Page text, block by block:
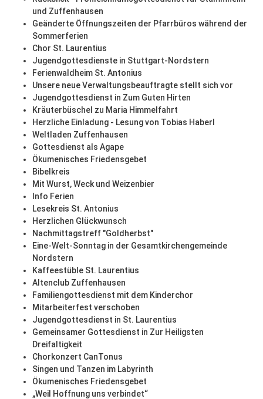
und Zuffenhausen
Geänderte Öffnungszeiten der Pfarrbüros während der
Sommerferien
Chor St. Laurentius
Jugendgottesdienste in Stuttgart-Nordstern
Ferienwaldheim St. Antonius
Unsere neue Verwaltungsbeauftragte stellt sich vor
Jugendgottesdienst in Zum Guten Hirten
Kräuterbüschel zu Maria Himmelfahrt
Herzliche Einladung - Lesung von Tobias Haberl
Weltladen Zuffenhausen
Gottesdienst als Agape
Ökumenisches Friedensgebet
Bibelkreis
Mit Wurst, Weck und Weizenbier
Info Ferien
Lesekreis St. Antonius
Herzlichen Glückwunsch
Nachmittagstreff "Goldherbst"
Eine-Welt-Sonntag in der Gesamtkirchengemeinde
Nordstern
Kaffeestüble St. Laurentius
Altenclub Zuffenhausen
Familiengottesdienst mit dem Kinderchor
Mitarbeiterfest verschoben
Jugendgottesdienst in St. Laurentius
Gemeinsamer Gottesdienst in Zur Heiligsten
Dreifaltigkeit
Chorkonzert CanTonus
Singen und Tanzen im Labyrinth
Ökumenisches Friedensgebet
„Weil Hoffnung uns verbindet“